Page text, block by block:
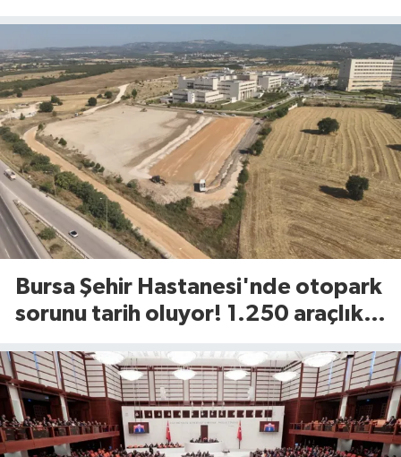
Bursa Şehir Hastanesi'nde otopark
sorunu tarih oluyor! 1.250 araçlık